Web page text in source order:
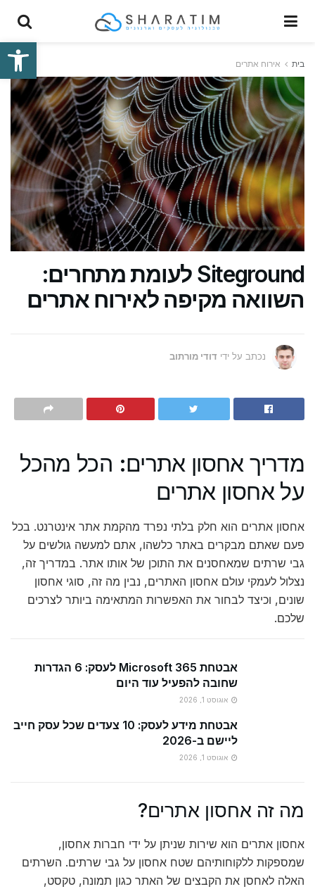
פתח
בית אירוח אתרים
Siteground לעומת מתחרים:
השוואה מקיפה לאירוח אתרים
נכתב על ידי דודי מורתוב
מדריך אחסון אתרים: הכל מהכל
על אחסון אתרים
אחסון אתרים הוא חלק בלתי נפרד מהקמת אתר אינטרנט. בכל
פעם שאתם מבקרים באתר כלשהו, אתם למעשה גולשים על
גבי שרתים שמאחסנים את התוכן של אותו אתר. במדריך זה,
נצלול לעמקי עולם אחסון האתרים, נבין מה זה, סוגי אחסון
שונים, וכיצד לבחור את האפשרות המתאימה ביותר לצרכים
שלכם.
אבטחת Microsoft 365 לעסק: 6 הגדרות
שחובה להפעיל עוד היום
אוגוסט 1, 2026
אבטחת מידע לעסק: 10 צעדים שכל עסק חייב
ליישם ב-2026
אוגוסט 1, 2026
מה זה אחסון אתרים?
אחסון אתרים הוא שירות שניתן על ידי חברות אחסון,
שמספקות ללקוחותיהם שטח אחסון על גבי שרתים. השרתים
האלה לאחסן את הקבצים של האתר כגון תמונה, טקסט,